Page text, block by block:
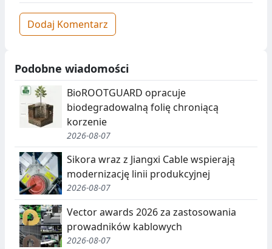
Dodaj Komentarz
Podobne wiadomości
BioROOTGUARD opracuje
biodegradowalną folię chroniącą
korzenie
2026-08-07
Sikora wraz z Jiangxi Cable wspierają
modernizację linii produkcyjnej
2026-08-07
Vector awards 2026 za zastosowania
prowadników kablowych
2026-08-07